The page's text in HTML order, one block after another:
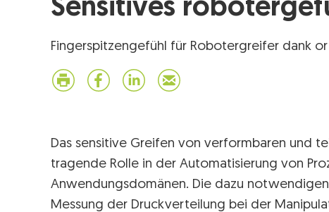
Sensitives
Fingerspitzengefühl für Robotergreifer dank
Das sensitive Greifen von verformbaren und
tragende Rolle in der Automatisierung von
Anwendungsdomänen. Die dazu
Messung der Druckverteilung bei der